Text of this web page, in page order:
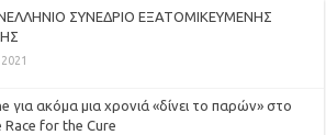
ΣΥΝΕΔΡΙΟ ΕΞΑΤΟΜΙΚΕΥΜΕΝΗΣ
για ακόμα μια χρονιά «δίνει το παρών» στο
Race for the Cure